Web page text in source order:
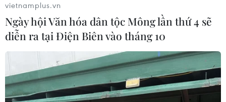
sinh học.
(TTXVN/Vietnam+)
vietnamplus.vn
Ngày hội Văn hóa dân tộc Mông lần thứ 4 sẽ
diễn ra tại Điện Biên vào tháng 10